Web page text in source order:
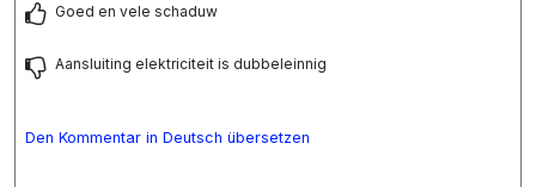
Goed en vele schaduw
Aansluiting elektriciteit is dubbeleinnig
Den Kommentar in Deutsch übersetzen